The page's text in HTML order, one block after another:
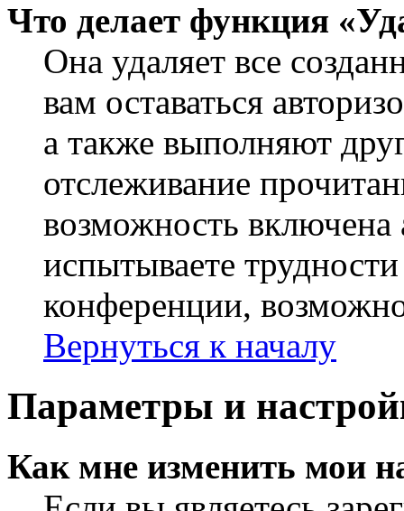
Что делает функция
Она удаляет все
вам оставаться
а также выполняют
отслеживание
возможность
испытываете
конференции,
Вернуться к началу
Параметры и
Как мне изменить мои